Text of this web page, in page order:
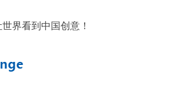
界看到中国创意！